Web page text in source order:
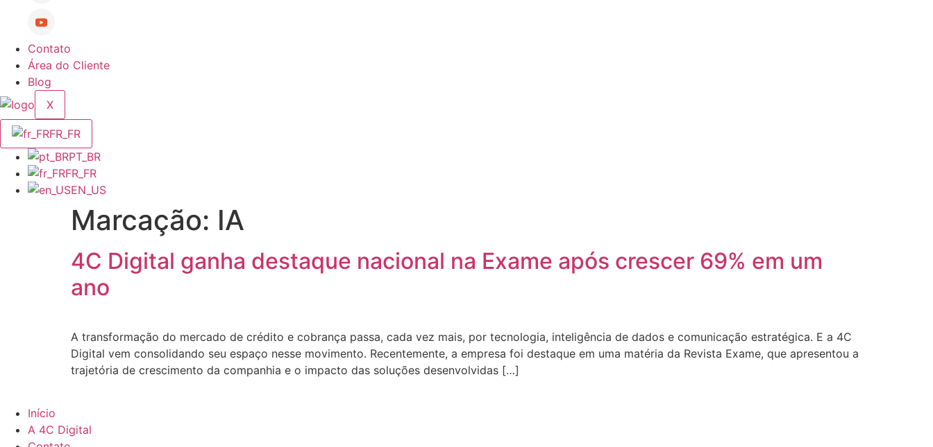
Contato
Área do Cliente
Blog
X
FR_FR
PT_BR
FR_FR
EN_US
Marcação: IA
4C Digital ganha destaque nacional na Exame após crescer 69% em um
ano
A transformação do mercado de crédito e cobrança passa, cada vez mais, por tecnologia, inteligência de dados e comunicação estratégica. E a 4C
Digital vem consolidando seu espaço nesse movimento. Recentemente, a empresa foi destaque em uma matéria da Revista Exame, que apresentou a
trajetória de crescimento da companhia e o impacto das soluções desenvolvidas […]
Início
A 4C Digital